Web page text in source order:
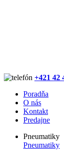
+421 42
Poradňa
O nás
Kontakt
Predajne
Pneumatiky
Pneumatiky